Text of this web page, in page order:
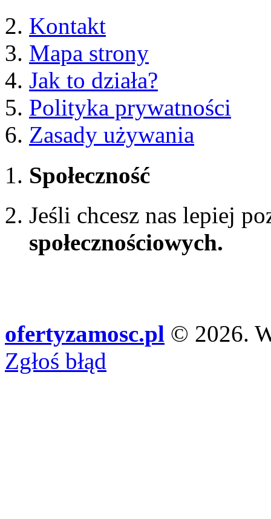
Kontakt
Mapa strony
Jak to działa?
Polityka prywatności
Zasady używania
Społeczność
Jeśli chcesz nas lepiej
społecznościowych.
ofertyzamosc.pl © 2026.
Zgłoś błąd